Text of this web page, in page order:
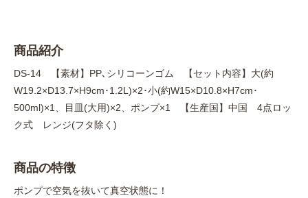
商品紹介
DS-14 【素材】PP､シリコーンゴム 【セット内容】大(約
W19.2×D13.7×H9cm･1.2L)×2･小(約W15×D10.8×H7cm･
500ml)×1、目皿(大用)×2、ポンプ×1 【生産国】中国 4点ロッ
ク式 レンジ(フタ除く)
商品の特徴
ポンプで空気を抜いて真空状態に！